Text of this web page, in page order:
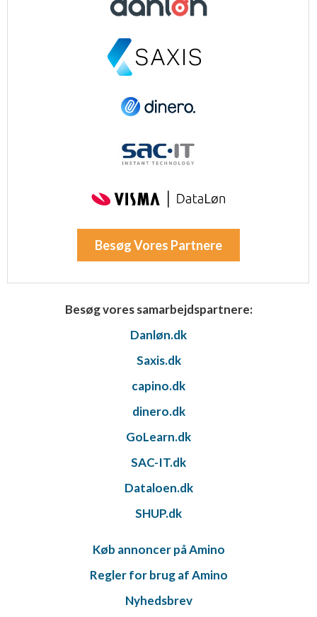
Besøg Vores Partnere
Besøg vores samarbejdspartnere:
Danløn.dk
Saxis.dk
capino.dk
dinero.dk
GoLearn.dk
SAC-IT.dk
Dataloen.dk
SHUP.dk
Køb annoncer på Amino
Regler for brug af Amino
Nyhedsbrev